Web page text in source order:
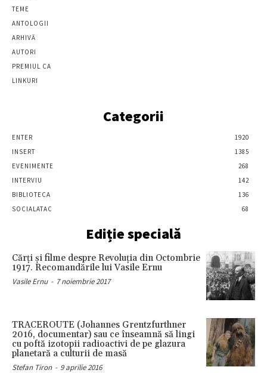
TEME
ANTOLOGII
ARHIVĂ
AUTORI
PREMIUL CA
LINKURI
Categorii
ENTER
1920
INSERT
1385
EVENIMENTE
268
INTERVIU
142
BIBLIOTECA
136
SOCIALATAC
68
Ediție specială
Cărţi şi filme despre Revoluţia din Octombrie
1917. Recomandările lui Vasile Ernu
Vasile Ernu - 7 noiembrie 2017
TRACEROUTE (Johannes Grentzfurthner
2016, documentar) sau ce înseamnă să lingi
cu poftă izotopii radioactivi de pe glazura
planetară a culturii de masă
Stefan Tiron - 9 aprilie 2016